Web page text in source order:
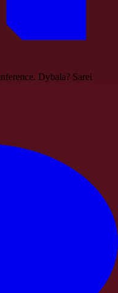
Dybala? Sarei